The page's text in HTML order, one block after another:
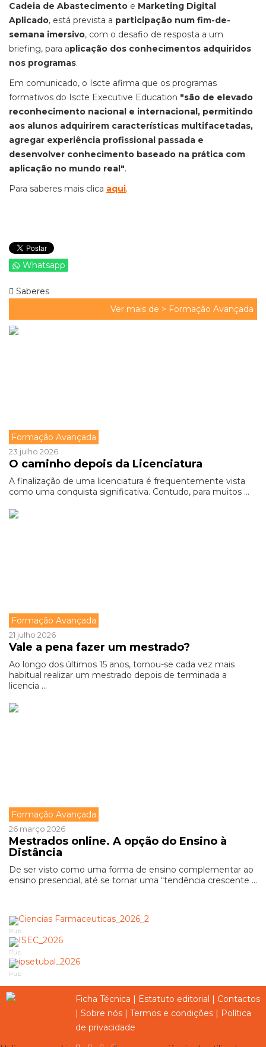
Cadeia de Abastecimento e Marketing Digital
Aplicado, está prevista a participação num fim-de-
semana imersivo, com o desafio de resposta a um
briefing, para aplicação dos conhecimentos adquiridos
nos programas.
Em comunicado, o Iscte afirma que os programas
formativos do Iscte Executive Education "são de elevado
reconhecimento nacional e internacional, permitindo
aos alunos adquirirem características multifacetadas,
agregar experiência profissional passada e
desenvolver conhecimento baseado na prática com
aplicação no mundo real".
Para saberes mais clica aqui.
Whatsapp
Saberes
Ver mais de > Formação Avançada
Formação Avançada
23 julho 2026
O caminho depois da Licenciatura
A finalização de uma licenciatura é frequentemente vista
como uma conquista significativa. Contudo, para muitos ...
Formação Avançada
21 julho 2026
Vale a pena fazer um mestrado?
Ao longo dos últimos 15 anos, tornou-se cada vez mais
habitual realizar um mestrado depois de terminada a
licencia ...
Formação Avançada
26 março 2026
Mestrados online. A opção do Ensino à
Distância
De ser visto como uma forma de ensino complementar ao
ensino presencial, até se tornar uma “tendência crescente ...
Pub
Pub
Pub
Ficha Técnica | Estatuto editorial | Contactos
| Sobre nós | Termos e condições | Política
de privacidade